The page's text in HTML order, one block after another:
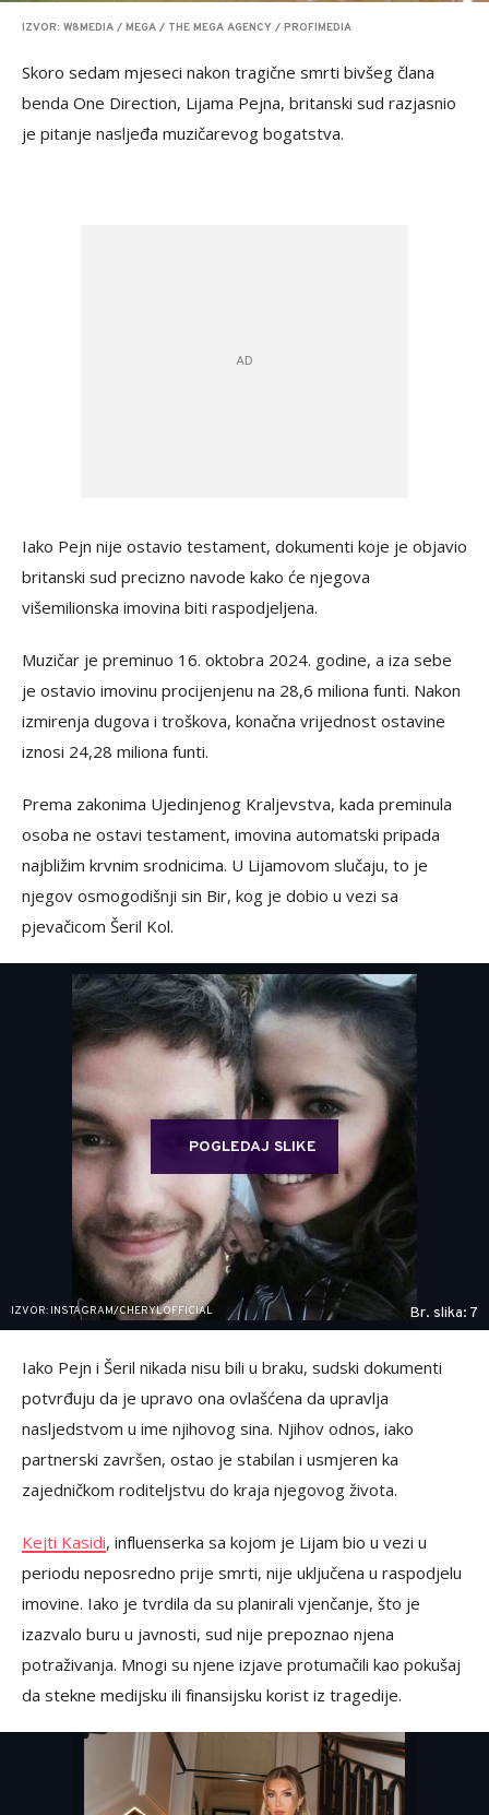
IZVOR: W8MEDIA / MEGA / THE MEGA AGENCY / PROFIMEDIA
Skoro sedam mjeseci nakon tragične smrti bivšeg člana
benda One Direction, Lijama Pejna, britanski sud razjasnio
je pitanje nasljeđa muzičarevog bogatstva.
Iako Pejn nije ostavio testament, dokumenti koje je objavio
britanski sud precizno navode kako će njegova
višemilionska imovina biti raspodjeljena.
Muzičar je preminuo 16. oktobra 2024. godine, a iza sebe
je ostavio imovinu procijenjenu na 28,6 miliona funti. Nakon
izmirenja dugova i troškova, konačna vrijednost ostavine
iznosi 24,28 miliona funti.
Prema zakonima Ujedinjenog Kraljevstva, kada preminula
osoba ne ostavi testament, imovina automatski pripada
najbližim krvnim srodnicima. U Lijamovom slučaju, to je
njegov osmogodišnji sin Bir, kog je dobio u vezi sa
pjevačicom Šeril Kol.
POGLEDAJ SLIKE
IZVOR: INSTAGRAM/CHERYLOFFICIAL Br. slika: 7
Iako Pejn i Šeril nikada nisu bili u braku, sudski dokumenti
potvrđuju da je upravo ona ovlašćena da upravlja
nasljedstvom u ime njihovog sina. Njihov odnos, iako
partnerski završen, ostao je stabilan i usmjeren ka
zajedničkom roditeljstvu do kraja njegovog života.
Kejti Kasidi, influenserka sa kojom je Lijam bio u vezi u
periodu neposredno prije smrti, nije uključena u raspodjelu
imovine. Iako je tvrdila da su planirali vjenčanje, što je
izazvalo buru u javnosti, sud nije prepoznao njena
potraživanja. Mnogi su njene izjave protumačili kao pokušaj
da stekne medijsku ili finansijsku korist iz tragedije.